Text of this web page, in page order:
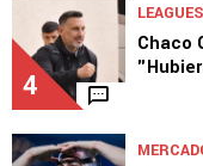
4
Chaco